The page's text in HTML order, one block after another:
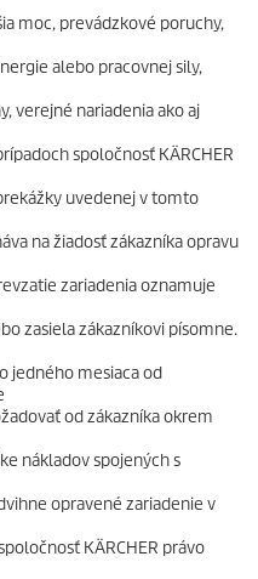
moc, prevádzkové poruchy,
alebo pracovnej sily,
verejné nariadenia ako aj
spoločnosť KÄRCHER
uvedenej v tomto
na žiadosť zákazníka opravu
zariadenia oznamuje
zasiela zákazníkovi písomne.
jedného mesiaca od
od zákazníka okrem
nákladov spojených s
opravené zariadenie v
KÄRCHER právo